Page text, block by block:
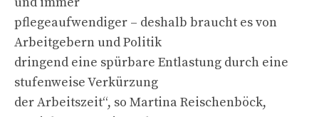
pflegeaufwendiger – deshalb braucht es von
Arbeitgebern und Politik
dringend eine spürbare Entlastung durch eine
stufenweise Verkürzung
der Arbeitszeit“, so Martina Reischenböck,